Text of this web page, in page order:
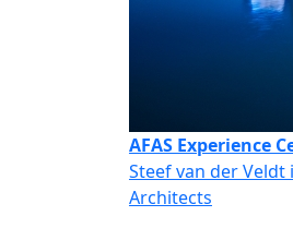
AFAS Experience
Steef van der Veldt
Architects